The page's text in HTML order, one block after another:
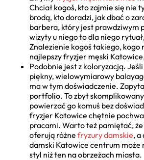
Chciał kogoś, kto zajmie się nie
brodą, kto doradzi, jak dbać o
barbera, który jest prawdziwym
wizyty u niego to dla niego
Znalezienie kogoś takiego, kogo
najlepszy fryzjer męski
Podobnie jest z koloryzacją.
piękny, wielowymiarowy
ma w tym doświadczenie.
portfolio. To zbyt
powierzać go komuś bez
fryzjer Katowice chętnie
pracami. Warto też pamiętać,
oferują różne fryzury damskie,
damski Katowice centrum może
styl niż ten na obrzeżach miasta.